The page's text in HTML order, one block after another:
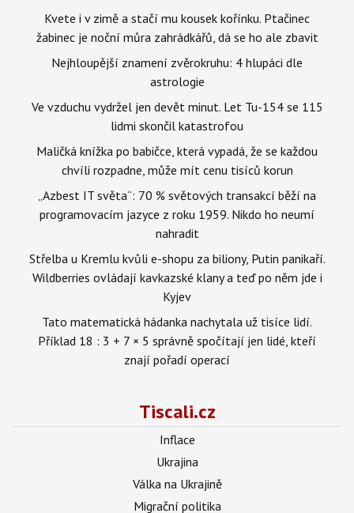
Kvete i v zimě a stačí mu kousek kořínku. Ptačinec
žabinec je noční můra zahrádkářů, dá se ho ale zbavit
Nejhloupější znamení zvěrokruhu: 4 hlupáci dle
astrologie
Ve vzduchu vydržel jen devět minut. Let Tu-154 se 115
lidmi skončil katastrofou
Maličká knížka po babičce, která vypadá, že se každou
chvíli rozpadne, může mít cenu tisíců korun
„Azbest IT světa“: 70 % světových transakcí běží na
programovacím jazyce z roku 1959. Nikdo ho neumí
nahradit
Střelba u Kremlu kvůli e-shopu za biliony, Putin panikaří.
Wildberries ovládají kavkazské klany a teď po něm jde i
Kyjev
Tato matematická hádanka nachytala už tisíce lidí.
Příklad 18 : 3 + 7 × 5 správně spočítají jen lidé, kteří
znají pořadí operací
Tiscali.cz
Inflace
Ukrajina
Válka na Ukrajině
Migrační politika